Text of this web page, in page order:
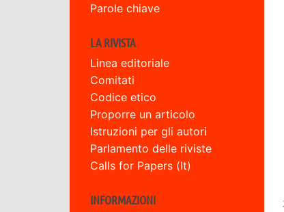
Parole chiave
LA RIVISTA
Linea editoriale
Comitati
Codice etico
Proporre un articolo
Istruzioni per gli autori
Parlamento delle riviste
Calls for Papers (It)
INFORMAZIONI